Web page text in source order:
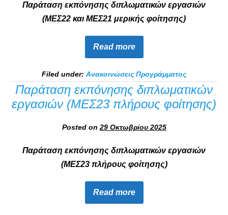
Παράταση εκπόνησης διπλωματικών εργασιών
(ΜΕΣ22 και ΜΕΣ21 μερικής φοίτησης)
Read more
Filed under: Ανακοινώσεις Προγράμματος
Παράταση εκπόνησης διπλωματικών
εργασιών (ΜΕΣ23 πλήρους φοίτησης)
Posted on 29 Οκτωβρίου 2025
Παράταση εκπόνησης διπλωματικών εργασιών
(ΜΕΣ23 πλήρους φοίτησης)
Read more